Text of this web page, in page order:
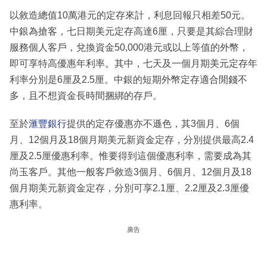
以敘造總值10萬港元的定存來計，利息回報只相差50元。
中銀為搶客，七日期美元定存高達6厘，只要是其綜合理財
服務個人客戶，兌換資金50,000港元或以上等值的外幣，
即可享特高優惠年利率。其中，七天及一個月期美元定存年
利率分別是6厘及2.5厘。中銀的短期外幣定存適合閒錢不
多，且不想資金長時間捆綁的存戶。
至於滙豐銀行提供的定存優惠亦不遜色，其3個月、6個
月、12個月及18個月期美元新資金定存，分別提供最高2.4
厘及2.5厘優惠利率。惟要得到這個優惠利率，需要成為其
尚玉客戶。其他一般客戶敘造3個月、6個月、12個月及18
個月期美元新資金定存，分別可享2.1厘、2.2厘及2.3厘優
惠利率。
廣告